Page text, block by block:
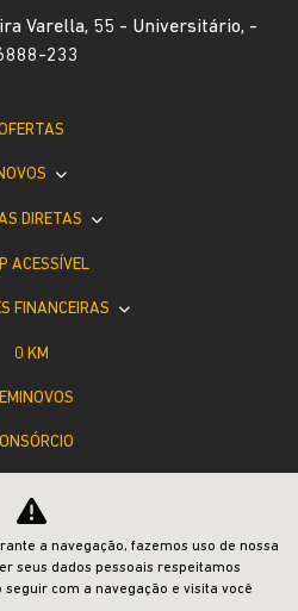
Varella, 55 - Universitário, -
233
DIRETAS
ACESSÍVEL
FINANCEIRAS
0 KM
a navegação, fazemos uso de nossa
seus dados pessoais respeitamos
seguir com a navegação e visita você